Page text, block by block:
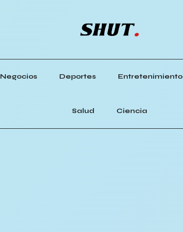
Negocios Deportes Entretenimiento
Salud Ciencia